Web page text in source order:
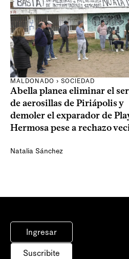
MALDONADO › SOCIEDAD
Abella planea eliminar el
de aerosillas de Piriápolis y
demoler el exparador de
Hermosa pese a rechazo
Natalia Sánchez
Ingresar
Suscribite